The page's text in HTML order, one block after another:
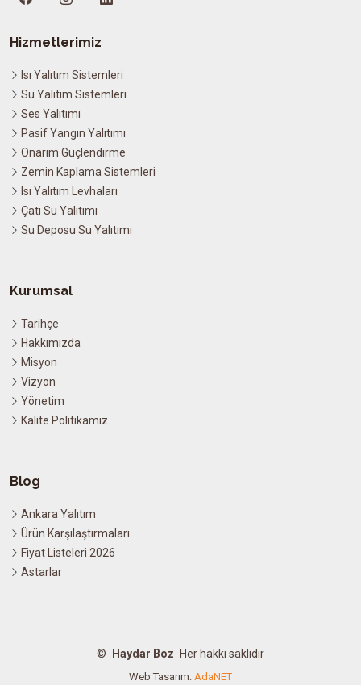
Hizmetlerimiz
Isı Yalıtım Sistemleri
Su Yalıtım Sistemleri
Ses Yalıtımı
Pasif Yangın Yalıtımı
Onarım Güçlendirme
Zemin Kaplama Sistemleri
Isı Yalıtım Levhaları
Çatı Su Yalıtımı
Su Deposu Su Yalıtımı
Kurumsal
Tarihçe
Hakkımızda
Misyon
Vizyon
Yönetim
Kalite Politikamız
Blog
Ankara Yalıtım
Ürün Karşılaştırmaları
Fiyat Listeleri 2026
Astarlar
© Haydar Boz Her hakkı saklıdır
Web Tasarım: AdaNET